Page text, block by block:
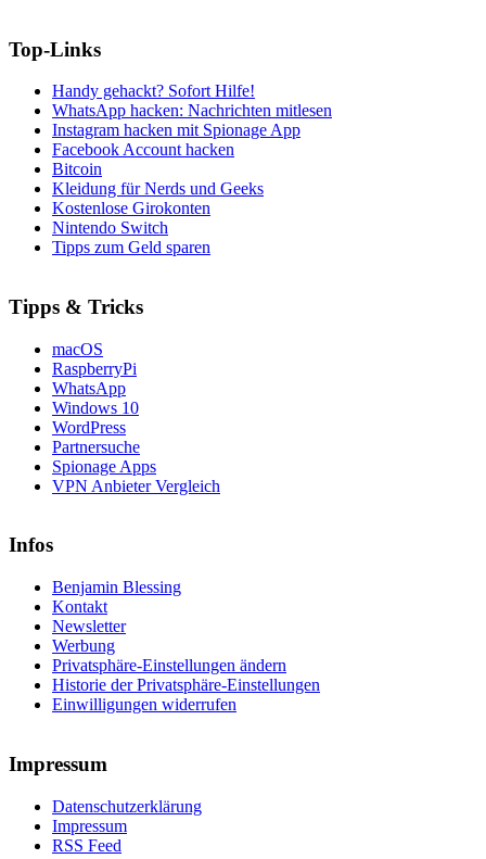
Top-Links
Handy gehackt? Sofort Hilfe!
WhatsApp hacken: Nachrichten mitlesen
Instagram hacken mit Spionage App
Facebook Account hacken
Bitcoin
Kleidung für Nerds und Geeks
Kostenlose Girokonten
Nintendo Switch
Tipps zum Geld sparen
Tipps & Tricks
macOS
RaspberryPi
WhatsApp
Windows 10
WordPress
Partnersuche
Spionage Apps
VPN Anbieter Vergleich
Infos
Benjamin Blessing
Kontakt
Newsletter
Werbung
Privatsphäre-Einstellungen ändern
Historie der Privatsphäre-Einstellungen
Einwilligungen widerrufen
Impressum
Datenschutzerklärung
Impressum
RSS Feed